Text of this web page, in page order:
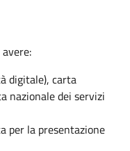
digitale), carta
nazionale dei servizi
per la presentazione